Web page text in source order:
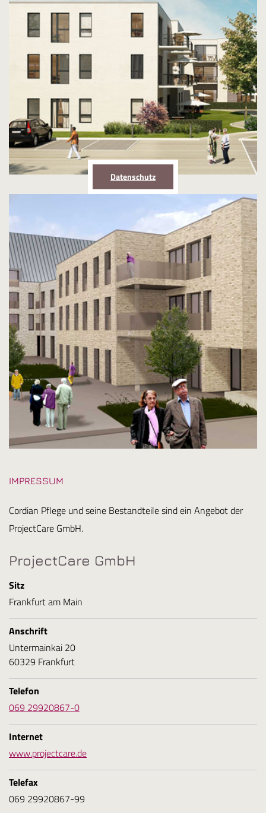
Datenschutz
IMPRESSUM
Cordian Pflege und seine Bestandteile sind ein Angebot der
ProjectCare GmbH.
ProjectCare GmbH
Sitz
Frankfurt am Main
Anschrift
Untermainkai 20
60329 Frankfurt
Telefon
069 29920867-0
Internet
www.projectcare.de
Telefax
069 29920867-99